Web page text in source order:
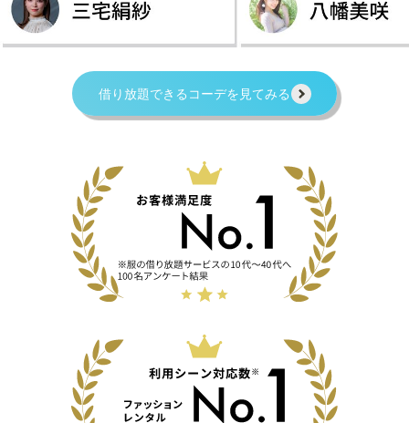
借り放題できるコーデを見てみる